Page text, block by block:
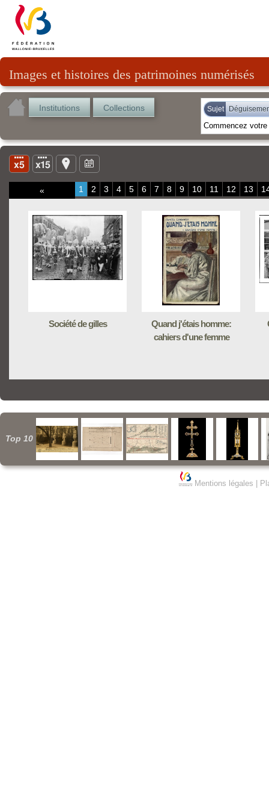
Images et histoires des patrimoines numérisés
Institutions Collections Sujet
« 1 2 3 4 5 6 7 8 9 10 11 12 13
Société de gilles
Quand j'étais homme:
cahiers d'une femme
Top 10
Mentions légales